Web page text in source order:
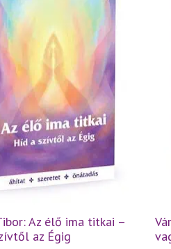
Az élő ima titkai –
az Égig